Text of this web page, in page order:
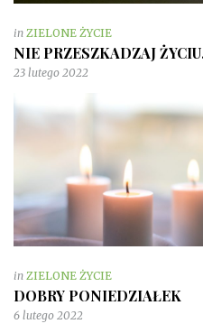
in ZIELONE ŻYCIE
NIE PRZESZKADZAJ
23 lutego 2022
in ZIELONE ŻYCIE
DOBRY PONIEDZIAŁEK
6 lutego 2022